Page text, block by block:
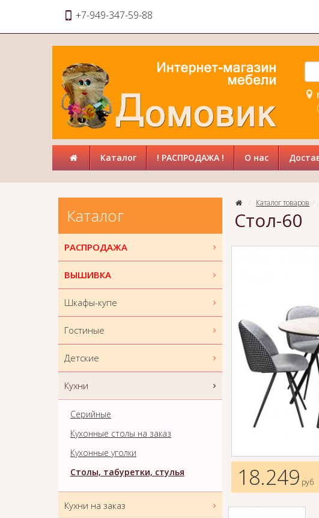
+7-949-347-59-88
Каталог ! РАСПРОДАЖА ! О нас
Каталог товаров
Стол-60
18.249 руб
Каталог
РАСПРОДАЖА
ВЫШИВКА
Шкафы-купе
Гостиные
Детские
Кухни
Серийные
Кухонные столы на заказ
Кухонные уголки
Столы, табуретки, стулья
Кухни на заказ